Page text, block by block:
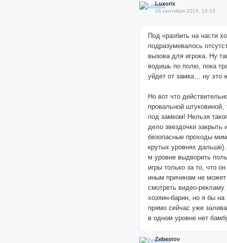
Luxorix
26 сентября 2015, 14:13
Под «разбить на части
подразумевалось
вызова для игрока. Ну
водишь по полю, пока
уйдет от замка… ну это
Но вот что
провальной штуковиной,
под замком! Нельзя
дело звездочки закрыть
безопасные проходы
крутых уровнях
м уровне выдворить
игры только за то, что
иным причинам не может
смотреть видео-
хозяин-барин, но я бы на
прямо сейчас уже
в одном уровне нет
Zebestov